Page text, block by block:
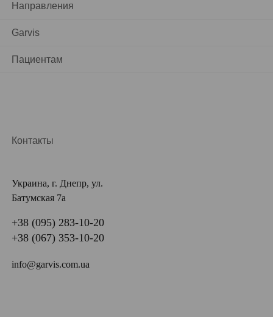
Направления
Garvis
Пациентам
Контакты
Украина, г. Днепр, ул.
Батумская 7а
+38 (095) 283-10-20
+38 (067) 353-10-20
info@garvis.com.ua